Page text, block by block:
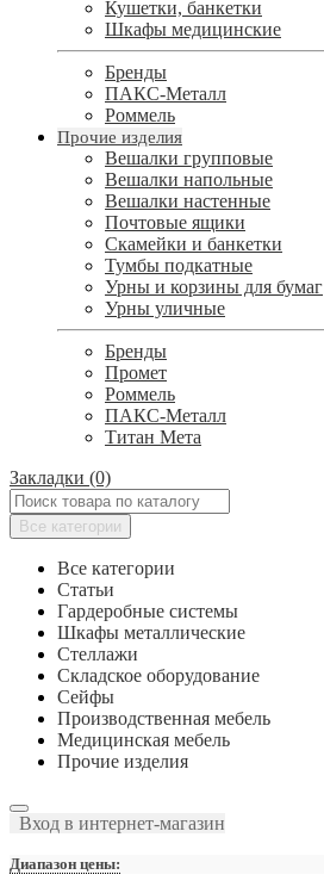
Кушетки, банкетки
Шкафы медицинские
Бренды
ПАКС-Металл
Роммель
Прочие изделия
Вешалки групповые
Вешалки напольные
Вешалки настенные
Почтовые ящики
Скамейки и банкетки
Тумбы подкатные
Урны и корзины для бумаг
Урны уличные
Бренды
Промет
Роммель
ПАКС-Металл
Титан Мета
Закладки (0)
Все категории
Все категории
Статьи
Гардеробные системы
Шкафы металлические
Стеллажи
Складское оборудование
Сейфы
Производственная мебель
Медицинская мебель
Прочие изделия
Вход в интернет-магазин
Диапазон цены: